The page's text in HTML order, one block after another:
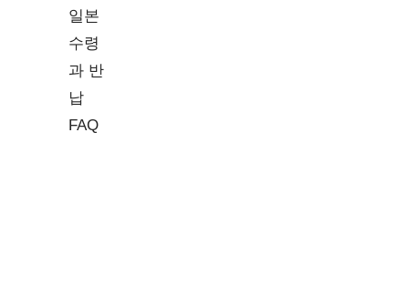
일본
수령
과 반
납
FAQ